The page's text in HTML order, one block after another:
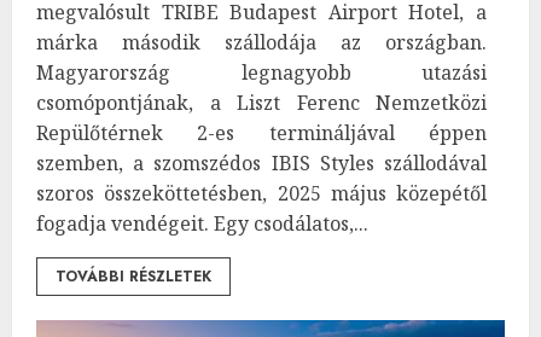
megvalósult TRIBE Budapest Airport Hotel, a
márka második szállodája az országban.
Magyarország legnagyobb utazási
csomópontjának, a Liszt Ferenc Nemzetközi
Repülőtérnek 2-es termináljával éppen
szemben, a szomszédos IBIS Styles szállodával
szoros összeköttetésben, 2025 május közepétől
fogadja vendégeit. Egy csodálatos,...
TOVÁBBI RÉSZLETEK